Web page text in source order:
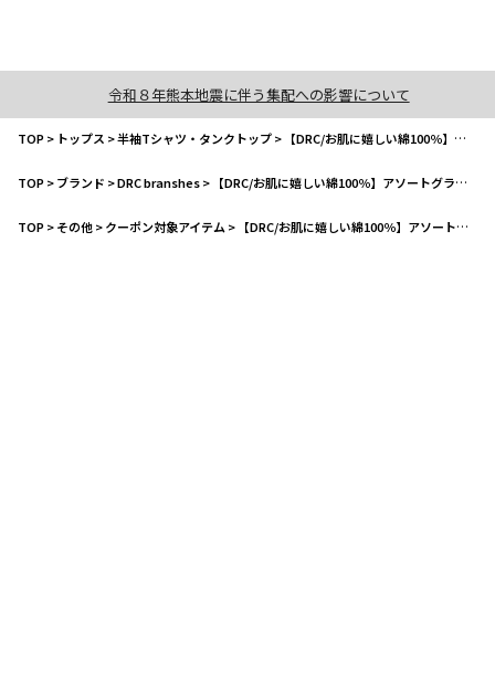
令和８年熊本地震に伴う集配への影響について
TOP> トップス >半袖Tシャツ・タンクトップ> 【DRC/お肌に嬉しい綿100％】アソートグラフィック半袖Tシャツ
TOP>ブランド >DRC branshes> 【DRC/お肌に嬉しい綿100％】アソートグラフィック半袖Tシャツ
TOP>その他>クーポン対象アイテム > 【DRC/お肌に嬉しい綿100％】アソートグラフィック半袖Tシャツ